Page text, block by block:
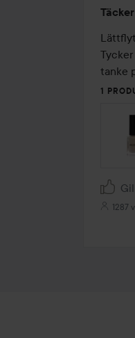
3
av
5
tanke
1
1287